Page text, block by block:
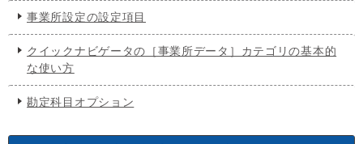
事業所設定の設定項目
クイックナビゲータの［事業所データ］カテゴリの基本的
な使い方
勘定科目オプション